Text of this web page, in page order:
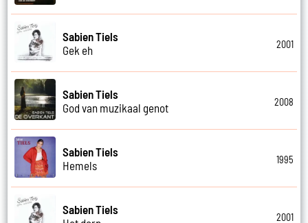
Sabien Tiels
Gek eh
2001
Sabien Tiels
God van muzikaal genot
2008
Sabien Tiels
Hemels
1995
Sabien Tiels
2001